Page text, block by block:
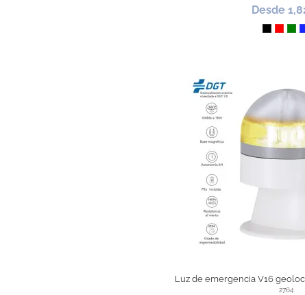
Desde
Negro
Rojo
Luz de emergencia V16
2764